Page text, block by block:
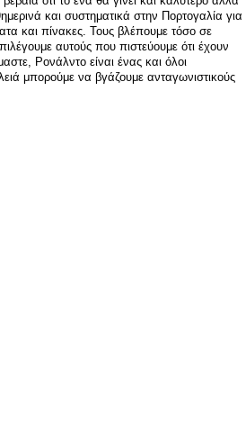
και συστηματικά στην Πορτογαλία για
και πίνακες. Τους βλέπουμε τόσο σε
αυτούς που πιστεύουμε ότι έχουν
Ρονάλντο είναι ένας και όλοι
μπορούμε να βγάζουμε ανταγωνιστικούς